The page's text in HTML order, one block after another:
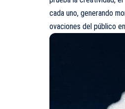
cada uno, generando
ovaciones del público